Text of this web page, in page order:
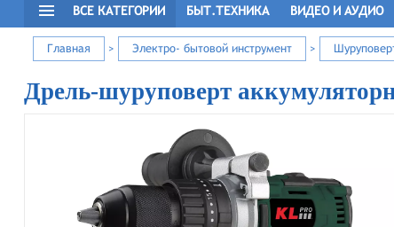
ВСЕ КАТЕГОРИИ БЫТ.ТЕХНИКА ВИДЕО И АУДИО
Главная > Электро- бытовой инструмент >
Дрель-шуруповерт